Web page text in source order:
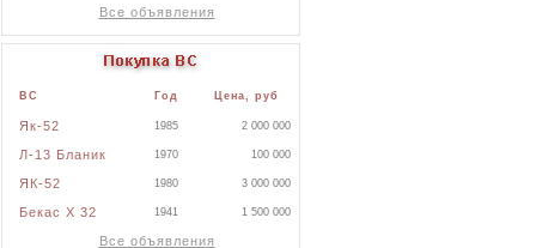
Все объявления
ВС Год Цена, руб
Як-52 1985 2 000 000
Л-13 Бланик 1970 100 000
ЯК-52 1980 3 000 000
Бекас X 32 1941 1 500 000
Все объявления